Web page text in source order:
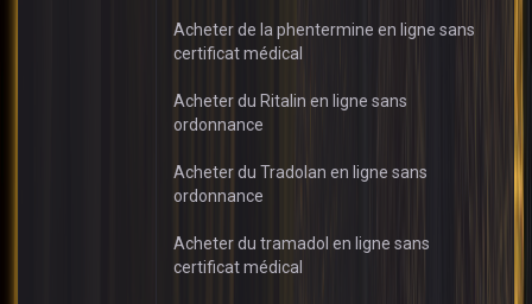
Acheter de la phentermine en ligne sans
certificat médical
Acheter du Ritalin en ligne sans
ordonnance
Acheter du Tradolan en ligne sans
ordonnance
Acheter du tramadol en ligne sans
certificat médical